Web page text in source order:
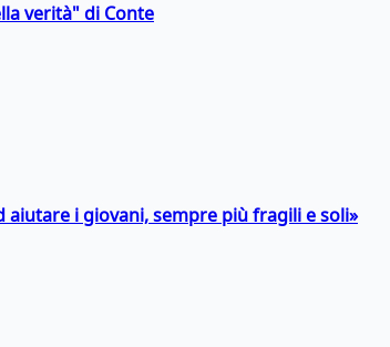
verità" di Conte
aiutare i giovani, sempre più fragili e soli»